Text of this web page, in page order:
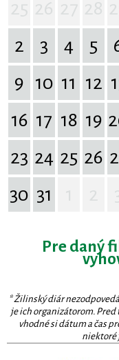
2
3 4 5
9 10 11 12
16 17 18 19
23 24 25 26
30 31
Pre daný
* Žilinský diár
je ich organizátorom.
vhodné si dátum a čas
niektoré